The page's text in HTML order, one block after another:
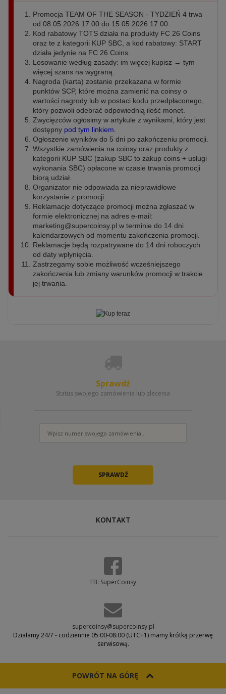
Promocja TEAM OF THE SEASON - TYDZIEŃ 4 trwa
od 08.05.2026 17:00 do 15.05.2026 17:00.
Kod rabatowy TOTS działa na produkty FC 26 Coins
oraz te z kategorii KUP SBC, a kod rabatowy: START
działa jedynie na FC 26 Coins.
Losowanie według zasady: im więcej kupisz → tym
więcej szans na wygraną.
Nagroda (karta) zostanie przekazana w formie
punktów SCP, które można zamienić na coinsy o
wartości nagrody lub w postaci kodu przedpłaconego,
który pozwoli odebrać odpowiednią ilość monet.
Zwycięzców ogłosimy w artykule z wynikami, który jest
dostępny pod tym linkiem.
Ogłoszenie wyników do 5 dni po zakończeniu promocji.
Wszystkie zamówienia na coinsy oraz produkty z
kategorii KUP SBC (zakup SBC to zakup coins + usługi
wykonania SBC) opłacone w czasie trwania promocji
biorą udział.
Organizator nie odpowiada za nieprawidłowe
korzystanie z promocji.
Reklamacje dotyczące promocji można zgłaszać w
formie elektronicznej na adres e-mail:
marketing@supercoinsy.pl w terminie do 14 dni
kalendarzowych od momentu zakończenia promocji.
Reklamacje będą rozpatrywane do 14 dni roboczych
od daty wpłynięcia.
Zastrzegamy sobie możliwość wcześniejszego
zakończenia lub zmiany warunków promocji w trakcie
jej trwania.
Sprawdź
Status swojego zamówienia lub zlecenia
KONTAKT
FB: SuperCoinsy
supercoinsy@supercoinsy.pl
Działamy 24/7 - codziennie 05:00-08:00 (UTC+1) mamy krótką przerwę
serwisową.
POWRÓT NA GÓRĘ